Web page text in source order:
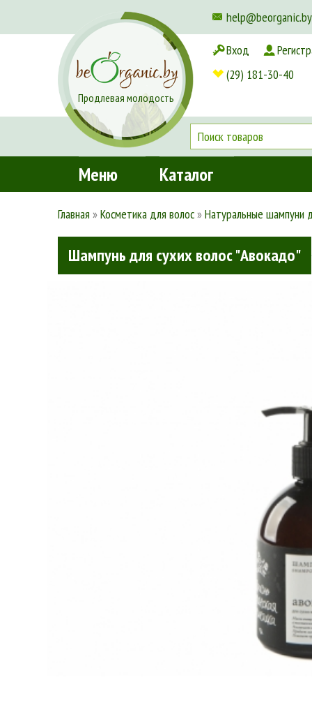
help@beorganic.by
Доставка и оплата
Продлевая молодость
Вход
(29) 181-30-40
Меню Каталог
Главная »Косметика для волос»Натуральные шампуни
Шампунь для сухих волос "Авокадо"